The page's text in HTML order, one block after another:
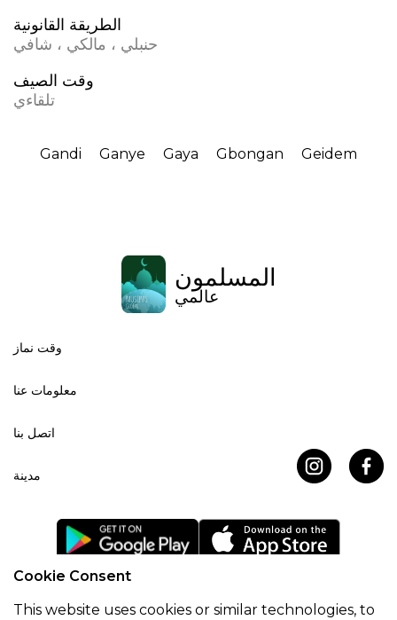
Cookie Consent
This website uses cookies or similar technologies, to
الطريقة القانونية
حنبلي ، مالكي ، شافي
وقت الصيف
تلقاءي
Gandi Ganye Gaya Gbongan Geidem
المسلمون
عالمي
وقت نماز
معلومات عنا
اتصل بنا
مدينة
سياسة خاصة اتفاقية ملفات تعريف الارتباط